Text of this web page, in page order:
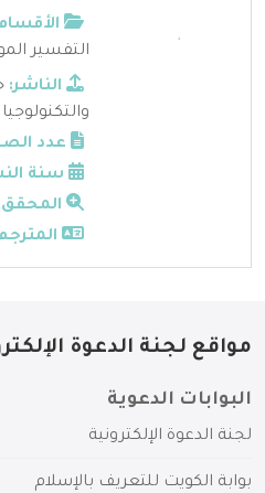
التفسير
الناشر:
والتكنولوجيا
عدد
سنة
مواقع لجنة الدعوة
البوابات الدعوية
لجنة الدعوة الإلكترونية
بوابة الكويت للتعريف بالإسلام